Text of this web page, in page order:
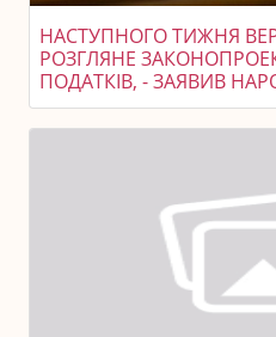
НАСТУПНОГО ТИЖНЯ
РОЗГЛЯНЕ
ПОДАТКІВ, - ЗАЯВИВ